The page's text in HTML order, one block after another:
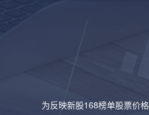
为反映新股168榜单股票价